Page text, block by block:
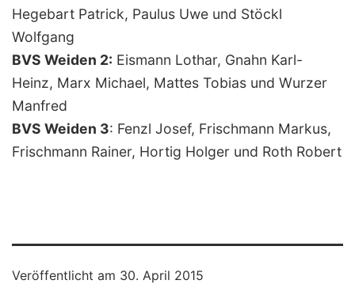
Hegebart Patrick, Paulus Uwe und Stöckl
Wolfgang
BVS Weiden 2: Eismann Lothar, Gnahn Karl-
Heinz, Marx Michael, Mattes Tobias und Wurzer
Manfred
BVS Weiden 3: Fenzl Josef, Frischmann Markus,
Frischmann Rainer, Hortig Holger und Roth Robert
Veröffentlicht am 30. April 2015